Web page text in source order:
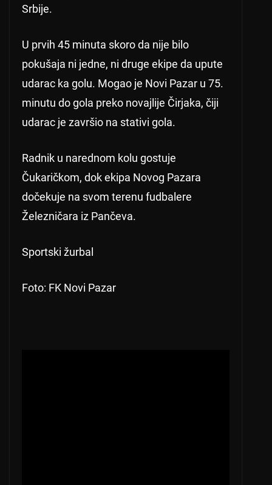
Srbije.
U prvih 45 minuta skoro da nije bilo
pokušaja ni jedne, ni druge ekipe da upute
udarac ka golu. Mogao je Novi Pazar u 75.
minutu do gola preko novajlije Čirjaka, čiji
udarac je završio na stativi gola.
Radnik u narednom kolu gostuje
Čukaričkom, dok ekipa Novog Pazara
dočekuje na svom terenu fudbalere
Železničara iz Pančeva.
Sportski žurbal
Foto: FK Novi Pazar